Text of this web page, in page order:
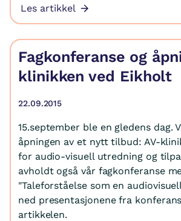
Les artikkel
Fagkonferanse og
klinikken ved Eikholt
22.09.2015
15.september ble en gledens dag.
åpningen av et nytt tilbud: AV-
for audio-visuell utredning og
avholdt også vår fagkonferanse
"Taleforståelse som en
ned presentasjonene fra
artikkelen.